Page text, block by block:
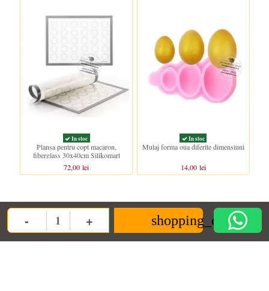
- Quantity + shopping_cart
In stoc
Plansa pentru copt macaron,
fiberglass 30x40cm Silikomart
72,00 lei
In stoc
Mulaj forma oua diferite dimensiuni
14,00 lei